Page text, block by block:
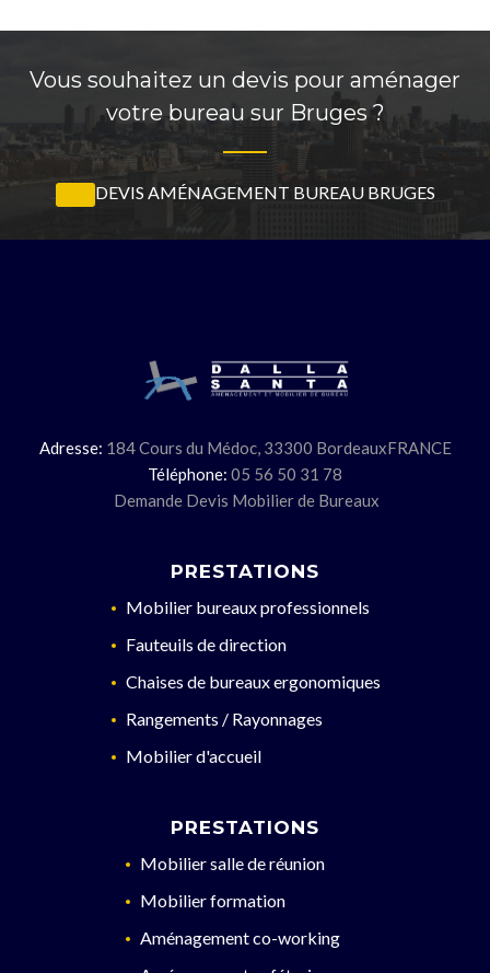
Vous souhaitez un devis pour aménager
votre bureau sur Bruges ?
DEVIS AMÉNAGEMENT BUREAU BRUGES
Adresse: 184 Cours du Médoc, 33300 BordeauxFRANCE
Téléphone: 05 56 50 31 78
Demande Devis Mobilier de Bureaux
PRESTATIONS
Mobilier bureaux professionnels
Fauteuils de direction
Chaises de bureaux ergonomiques
Rangements / Rayonnages
Mobilier d'accueil
PRESTATIONS
Mobilier salle de réunion
Mobilier formation
Aménagement co-working